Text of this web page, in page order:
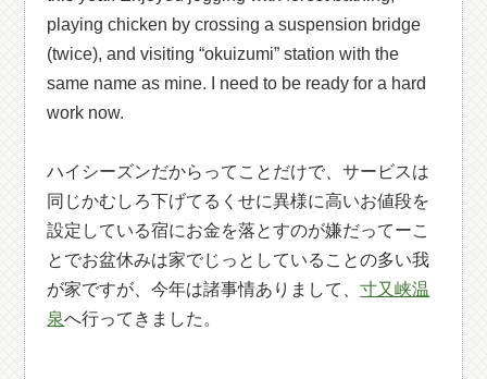
playing chicken by crossing a suspension bridge
(twice), and visiting “okuizumi” station with the
same name as mine. I need to be ready for a hard
work now.
ハイシーズンだからってことだけで、サービスは
同じかむしろ下げてるくせに異様に高いお値段を
設定している宿にお金を落とすのが嫌だってーこ
とでお盆休みは家でじっとしていることの多い我
が家ですが、今年は諸事情ありまして、寸又峡温
泉へ行ってきました。